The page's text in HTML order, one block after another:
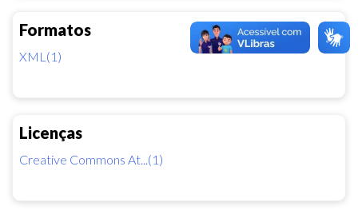
Formatos
XML(1)
Licenças
Creative Commons At...(1)